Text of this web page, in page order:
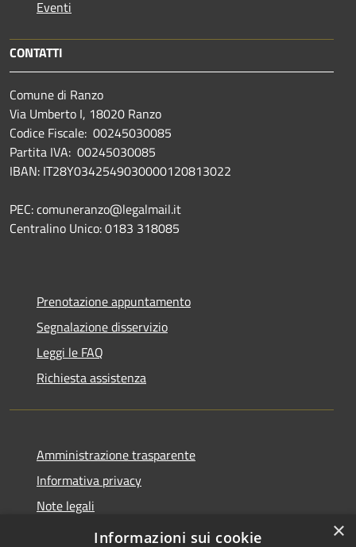
Eventi
CONTATTI
Comune di Ranzo
Via Umberto I, 18020 Ranzo
Codice Fiscale: 00245030085
Partita IVA: 00245030085
IBAN: IT28Y0342549030000120813022
PEC: comuneranzo@legalmail.it
Centralino Unico: 0183 318085
Prenotazione appuntamento
Segnalazione disservizio
Leggi le FAQ
Richiesta assistenza
Amministrazione trasparente
Informativa privacy
Note legali
Dichiarazione di accessibilità
×
Informazioni sui cookie